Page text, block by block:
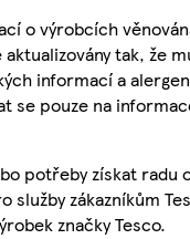
o výrobcích
tak, že
informací a
se pouze na
potřeby získat radu
zákazníkům
značky Tesco.